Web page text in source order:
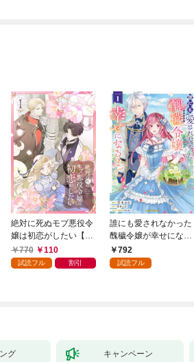
絶対に死ぬモブ悪役令
嬢は初恋がしたい【単
行本版】 1巻
770 110
試読フル 割引
誰にも愛されなかった
醜穢令嬢が幸せになる
まで 1
792
試読フル
グ キャンペーン